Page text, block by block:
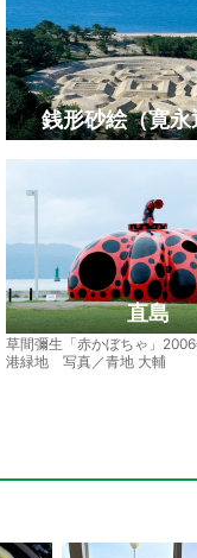
銭形砂絵（寛永
直島
草間彌生「赤かぼちゃ」
港緑地 写真／青地 大輔